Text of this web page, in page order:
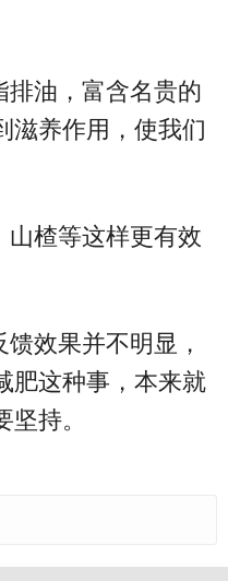
排油，富含名贵的
滋养作用，使我们
山楂等这样更有效
效果并不明显，
肥这种事，本来就
持。